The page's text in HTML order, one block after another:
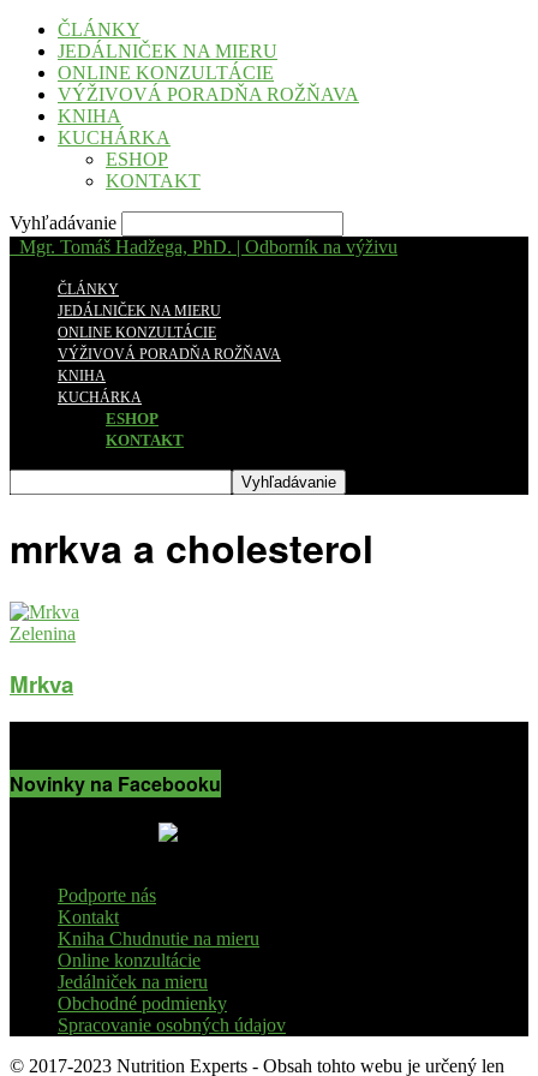
ČLÁNKY
JEDÁLNIČEK NA MIERU
ONLINE KONZULTÁCIE
VÝŽIVOVÁ PORADŇA ROŽŇAVA
KNIHA
KUCHÁRKA
ESHOP
KONTAKT
Vyhľadávanie
Mgr. Tomáš Hadžega, PhD. | Odborník na výživu
ČLÁNKY
JEDÁLNIČEK NA MIERU
ONLINE KONZULTÁCIE
VÝŽIVOVÁ PORADŇA ROŽŇAVA
KNIHA
KUCHÁRKA
ESHOP
KONTAKT
mrkva a cholesterol
Zelenina
Mrkva
Novinky na Facebooku
Podporte nás
Kontakt
Kniha Chudnutie na mieru
Online konzultácie
Jedálniček na mieru
Obchodné podmienky
Spracovanie osobných údajov
© 2017-2023 Nutrition Experts - Obsah tohto webu je určený len